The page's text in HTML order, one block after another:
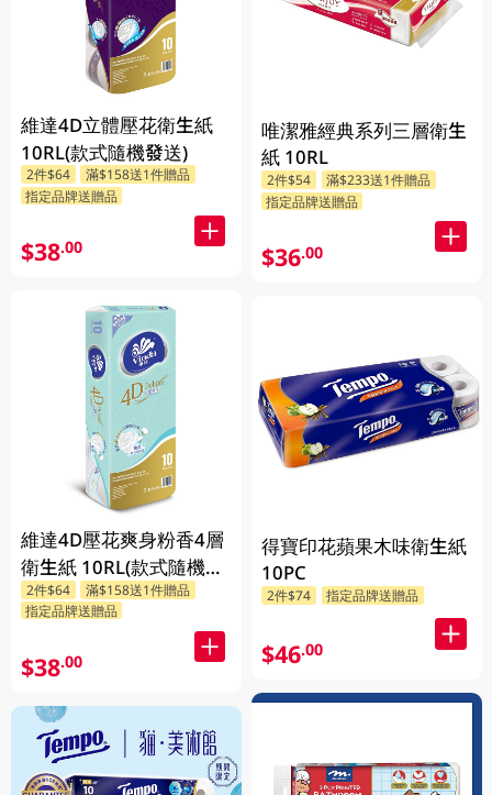
維達4D立體壓花衛生紙
10RL(款式隨機發送)
2件$64
滿$158送1件贈品
指定品牌送贈品
$38.00
維達4D壓花爽身粉香4層
衛生紙 10RL(款式隨機發
送)
2件$64
滿$158送1件贈品
指定品牌送贈品
$38.00
唯潔雅經典系列三層衛生
紙 10RL
2件$54
滿$233送1件贈品
指定品牌送贈品
$36.00
得寶印花蘋果木味衛生紙
10PC
2件$74 指定品牌送贈品
$46.00